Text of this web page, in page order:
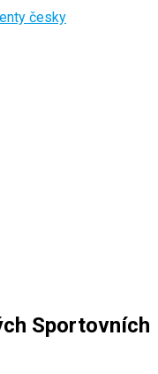
Sportovních